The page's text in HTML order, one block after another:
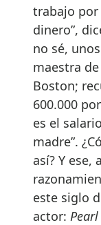
trabajo por
dinero”,
no sé,
maestra
Boston;
600.000
es el
madre”.
así? Y ese,
este siglo
actor: